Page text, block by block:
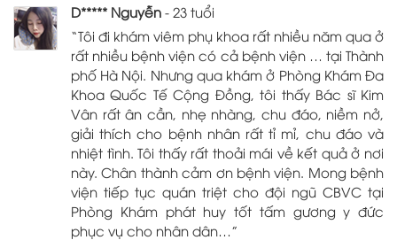
D***** Nguyễn - 23 tuổi
“Tôi đi khám viêm phụ khoa rất nhiều năm qua ở
rất nhiều bệnh viện có cả bệnh viện … tại Thành
phố Hà Nội. Nhưng qua khám ở Phòng Khám Đa
Khoa Quốc Tế Cộng Đồng, tôi thấy Bác sĩ Kim
Vân rất ân cần, nhẹ nhàng, chu đáo, niềm nở,
giải thích cho bệnh nhân rất tỉ mỉ, chu đáo và
nhiệt tình. Tôi thấy rất thoải mái về kết quả ở nơi
này. Chân thành cảm ơn bệnh viện. Mong bệnh
viện tiếp tục quán triệt cho đội ngũ CBVC tại
Phòng Khám phát huy tốt tấm gương y đức
phục vụ cho nhân dân…”